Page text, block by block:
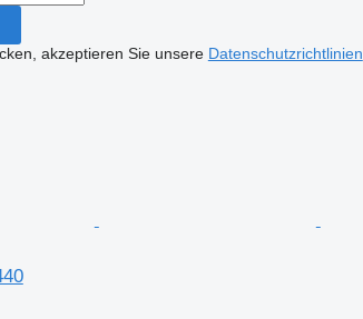
akzeptieren Sie unsere Datenschutzrichtlinien